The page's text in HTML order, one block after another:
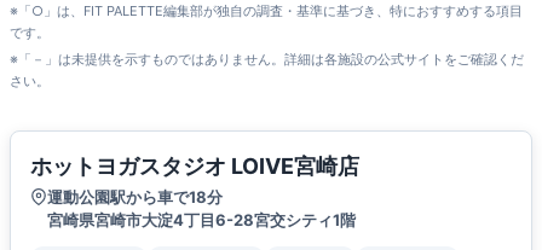
※「○」は、FIT PALETTE編集部が独自の調査・基準に基づき、特におすすめする項目
です。
※「－」は未提供を示すものではありません。詳細は各施設の公式サイトをご確認くだ
さい。
ホットヨガスタジオ LOIVE宮崎店
運動公園駅から車で18分
宮崎県宮崎市大淀4丁目6-28宮交シティ1階